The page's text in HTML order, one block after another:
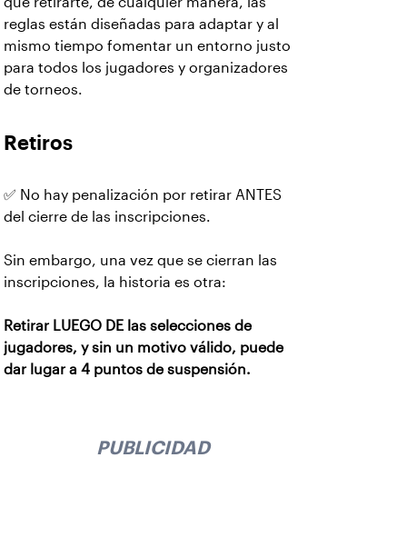
reglas están diseñadas para adaptar y al
mismo tiempo fomentar un entorno justo
para todos los jugadores y organizadores
de torneos.
Retiros
✅ No hay penalización por retirar ANTES
del cierre de las inscripciones.
Sin embargo, una vez que se cierran las
inscripciones, la historia es otra:
Retirar LUEGO DE las selecciones de
jugadores, y sin un motivo válido, puede
dar lugar a 4 puntos de suspensión.
PUBLICIDAD